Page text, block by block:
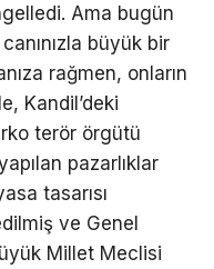
Ama bugün
büyük bir
rağmen, onların
Kandil’deki
terör örgütü
pazarlıklar
tasarısı
ve Genel
Millet Meclisi